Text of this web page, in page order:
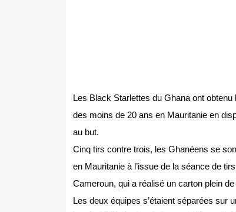
Les Black Starlettes du Ghana ont
des moins de 20 ans en Mauritanie en
au but.
Cinq tirs contre trois, les Ghanéens se
en Mauritanie à l’issue de la séance de
Cameroun, qui a réalisé un carton plein
Les deux équipes s’étaient séparées sur